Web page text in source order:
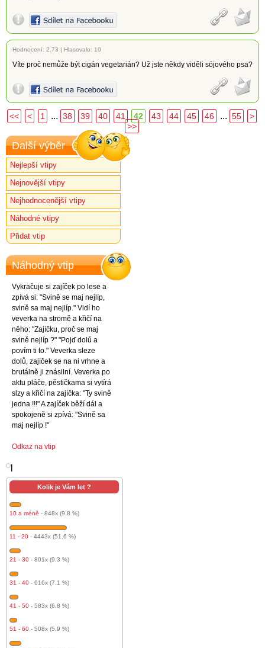
Hodnocení: 2.73 | Hlasovalo: 10
Víte proč nemůže být cigán vegetarián? Už jste někdy viděli sójového psa?
<< < 1 ... 38 39 40 41 42 43 44 45 46 ... 55
>
>>
Další výběr
Nejlepší vtipy
Nejnovější vtipy
Nejhodnocenější vtipy
Náhodné vtipy
Přidat vtip
Náhodný vtip
Vykračuje si zajíček po lese a
zpívá si: "Svině se maj nejlíp,
svině sa maj nejlíp." Vidí ho
veverka na stromě a křičí na
něho: "Zajíčku, proč se maj
svině nejlíp ?" "Pojď dolů a
povím ti to." Veverka sleze
dolů, zajíček se na ni vrhne a
brutálně ji znásilní. Veverka po
aktu pláče, pěstičkama si vytírá
slzy a křičí na zajíčka: "Ty svině
jedna !!!" A zajíček běží dál a
spokojeně si zpívá: "Svině sa
maj nejlíp !"
Odkaz na vtip
Kolik je Vám let ?
10 a méně - 848x (9.8 %)
11 - 20 - 4443x (51.6 %)
21 - 30 - 801x (9.3 %)
31 - 40 - 616x (7.1 %)
41 - 50 - 583x (6.8 %)
51 - 60 - 508x (5.9 %)